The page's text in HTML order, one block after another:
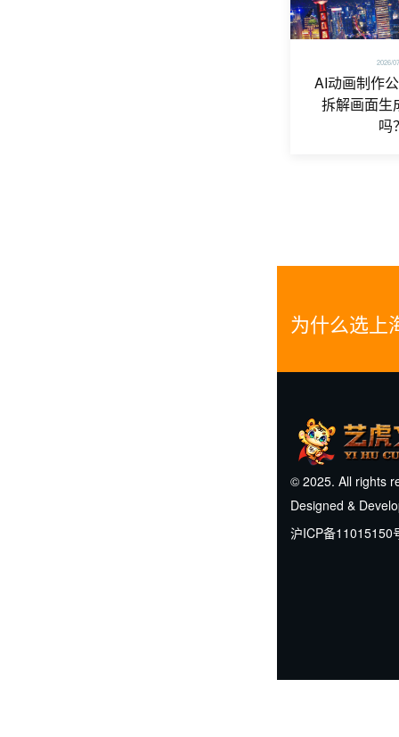
2026/
AI动画制作
拆解画面生
吗
为什么选上
© 2025. All rights
Designed &
沪ICP备11015150